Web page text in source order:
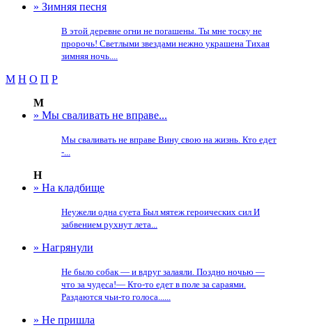
» Зимняя песня
В этой деревне огни не погашены. Ты мне тоску не
пророчь! Светлыми звездами нежно украшена Тихая
зимняя ночь....
М Н О П Р
М
» Мы сваливать не вправе...
Мы сваливать не вправе Вину свою на жизнь. Кто едет
-...
Н
» На кладбище
Неужели одна суета Был мятеж героических сил И
забвением рухнут лета...
» Нагрянули
Не было собак — и вдруг залаяли. Поздно ночью —
что за чудеса!— Кто-то едет в поле за сараями.
Раздаются чьи-то голоса......
» Не пришла